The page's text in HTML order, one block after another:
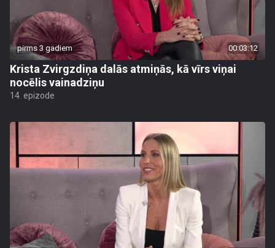
pirms 3 gadiem 00:03:12
Krista Zvirgzdiņa dalās atmiņās, kā vīrs viņai
nocēlis vainadziņu
14. epizode